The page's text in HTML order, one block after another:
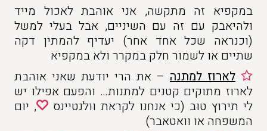
במקפיא זה מתקשה, אני אוהבת לאכול מייד
ולהיאבק עם זה עם השיניים, אבל בעלי למשל
(וכנראה שכל אחד אחר) יעדיף להמתין דקה
שתיים או לשמור חלק במקרר ולא במקפיא
לארוז למתנה – את הרי יודעת שאני אוהבת
לארוז מתוקים קטנים למתנות… והפעם אפילו יש
לי תירוץ טוב (כי אנחנו לקראת וולנטיינס
, יום
המשפחה או וואטאבר)